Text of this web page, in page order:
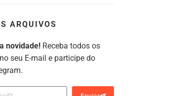
ARQUIVOS
novidade!Receba todos os
seu E-mail e participe do